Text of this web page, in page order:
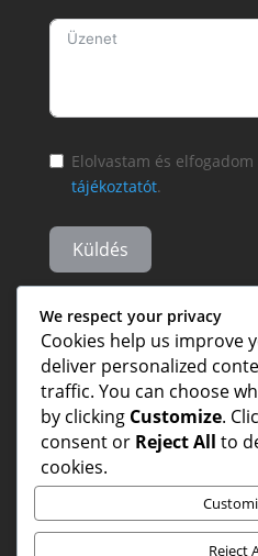
Elolvastam és elfogadom
tájékoztatót.
Küldés
We respect your privacy
Cookies help us improve
deliver personalized
traffic. You can choose
by clicking Customize.
consent or Reject All to
cookies.
Reject